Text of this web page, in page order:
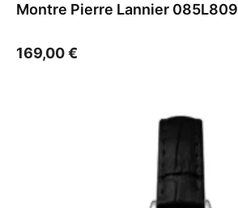
Montre Pierre Lannier 085L809
169,00€